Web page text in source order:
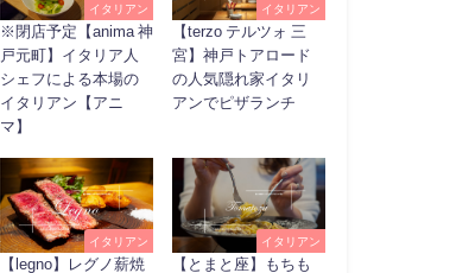
イタリアン
※閉店予定【anima 神
戸元町】イタリア人
シェフによる本場の
イタリアン【アニ
マ】
イタリアン
【terzo テルツォ 三
宮】神戸トアロード
の人気隠れ家イタリ
アンでピザランチ
イタリアン
【legno】レグノ薪焼
イタリアン
【とまと座】もちも